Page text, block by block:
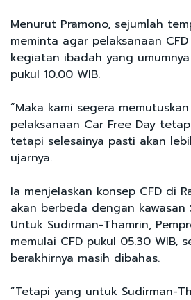
Menurut Pramono, sejumlah
meminta agar pelaksanaan
kegiatan ibadah yang
pukul 10.00 WIB.
“Maka kami segera
pelaksanaan Car Free Day
tetapi selesainya pasti akan
ujarnya.
Ia menjelaskan konsep CFD di
akan berbeda dengan kawasan
Untuk Sudirman-Thamrin,
memulai CFD pukul 05.30 WIB,
berakhirnya masih dibahas.
“Tetapi yang untuk Sudirman-